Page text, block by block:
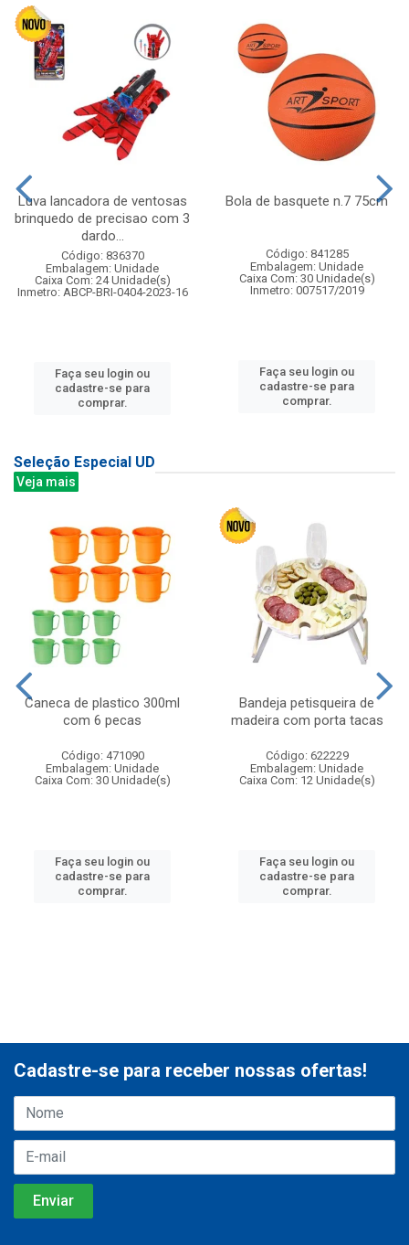
Luva lancadora de ventosas
brinquedo de precisao com 3
dardo...
Código: 836370
Embalagem: Unidade
Caixa Com: 24 Unidade(s)
Inmetro: ABCP-BRI-0404-2023-16
Faça seu login ou
cadastre-se para
comprar.
Bola de basquete n.7 75cm
Código: 841285
Embalagem: Unidade
Caixa Com: 30 Unidade(s)
Inmetro: 007517/2019
Faça seu login ou
cadastre-se para
comprar.
Seleção Especial UD
Veja mais
Caneca de plastico 300ml
com 6 pecas
Código: 471090
Embalagem: Unidade
Caixa Com: 30 Unidade(s)
Faça seu login ou
cadastre-se para
comprar.
Bandeja petisqueira de
madeira com porta tacas
Código: 622229
Embalagem: Unidade
Caixa Com: 12 Unidade(s)
Faça seu login ou
cadastre-se para
comprar.
Cadastre-se para receber nossas ofertas!